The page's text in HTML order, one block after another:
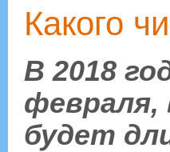
Какого
В 2018
февраля,
будет